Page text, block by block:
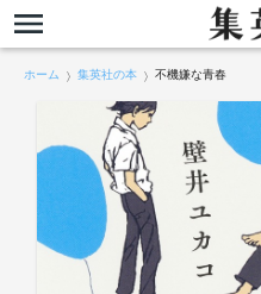
ホーム 集英社の本 不機嫌な青春